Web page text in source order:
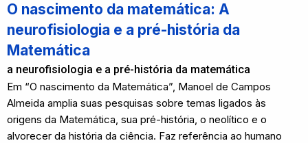
O nascimento da matemática: A
neurofisiologia e a pré-história da
Matemática
a neurofisiologia e a pré-história da matemática
Em “O nascimento da Matemática”, Manoel de Campos
Almeida amplia suas pesquisas sobre temas ligados às
origens da Matemática, sua pré-história, o neolítico e o
alvorecer da história da ciência. Faz referência ao humano